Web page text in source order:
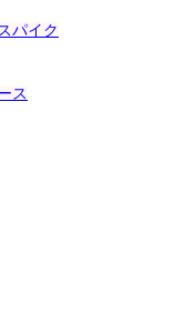
パイク
ス